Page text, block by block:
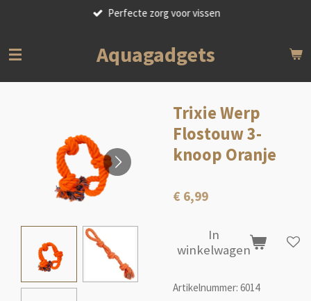
de
Perfecte zorg voor vissen
Aquagadgets
Trixie Werp
Flostouw 3-
knoop Oranje
€ 6,99
In
winkelwagen
Artikelnummer: 6014